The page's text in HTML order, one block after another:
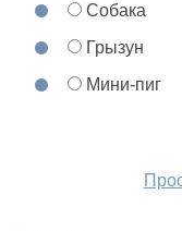
Собака
Грызун
Мини-пиг